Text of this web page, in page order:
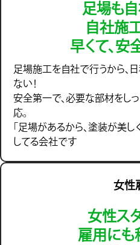
足場も自
自社施
早くて、安
足場施工を自社で行うから、
ない！
安全第一で、必要な部材をし
応。
「足場があるから、塗装が美
してる会社です
女性
女性ス
雇用にも